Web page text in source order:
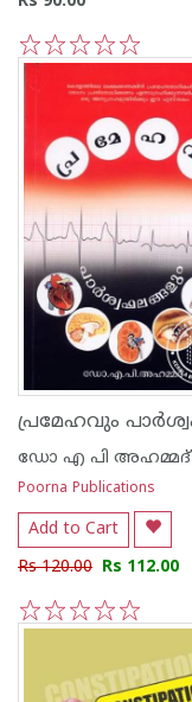
5
4
3
2
1
ഡോ എ പി അഹമ്മദ്
Poorna Publications
Add to Cart
Rs 120.00 Rs 112.00
5
4
3
2
1